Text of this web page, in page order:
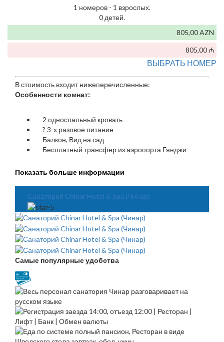
1 номеров - 1 взрослых.
0 детей.
805,00 AZN
805,00 ₼
ВЫБРАТЬ НОМЕР
В стоимость входит нижеперечисленные:
Особенности комнат:
2 односпальный кровать
? 3-х разовое питание
Балкон, Вид на сад
Бесплатный трансфер из аэропорта Гянджи
Показать больше информации
Санаторий Chinar Hotel & Spa (Чинар)
Самые популярные удобства